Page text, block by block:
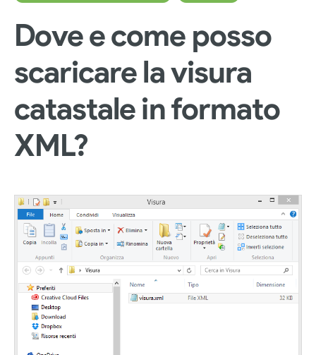
Dove e come posso
scaricare la visura
catastale in formato
XML?